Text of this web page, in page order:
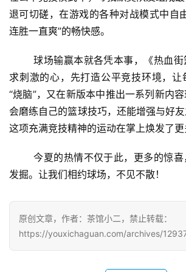
(
中
退可切磋，在游戏的各种对战模式中自
连胜一直爽”的畅快感。
	球场输赢本就各凭本事，《热血街篮》能读懂玩家追
求刺激的心，先打造公平竞技环境，让
“烧脑”，又在新版本中推出一系列新内
会磨练自己的篮球技巧，还能增强与好
这项充满竞技精神的运动在掌上焕发了更
	今夏的热情不仅于此，更多的惊喜，等待大家亲自来
发掘。让我们相约球场，不见不散！
原创文章，作者：茶馆小二，禁止转载：
https://youxichaguan.com/archives/